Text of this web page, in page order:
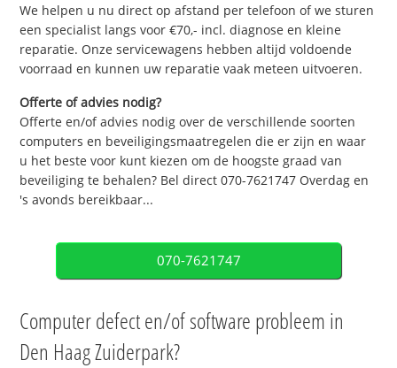
We helpen u nu direct op afstand per telefoon of we sturen
een specialist langs voor €70,- incl. diagnose en kleine
reparatie. Onze servicewagens hebben altijd voldoende
voorraad en kunnen uw reparatie vaak meteen uitvoeren.
Offerte of advies nodig?
Offerte en/of advies nodig over de verschillende soorten
computers en beveiligingsmaatregelen die er zijn en waar
u het beste voor kunt kiezen om de hoogste graad van
beveiliging te behalen? Bel direct 070-7621747 Overdag en
's avonds bereikbaar...
070-7621747
Computer defect en/of software probleem in
Den Haag Zuiderpark?